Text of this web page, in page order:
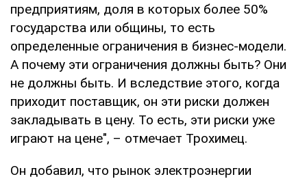
предприятиям, доля в которых более 50%
государства или общины, то есть
определенные ограничения в бизнес-модели.
А почему эти ограничения должны быть? Они
не должны быть. И вследствие этого, когда
приходит поставщик, он эти риски должен
закладывать в цену. То есть, эти риски уже
играют на цене", – отмечает Трохимец.
Он добавил, что рынок электроэнергии